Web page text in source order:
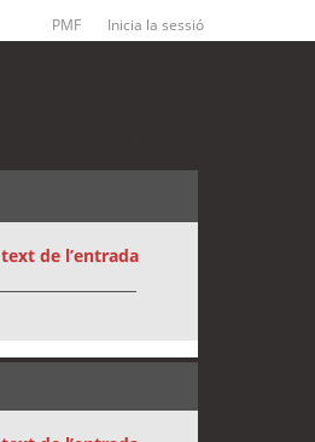
PMF Inicia la sessió
de l’entrada